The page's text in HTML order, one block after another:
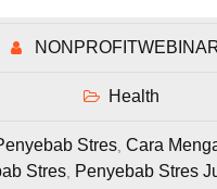
Health
Stres ,Cara
Stres Penyebab Stres